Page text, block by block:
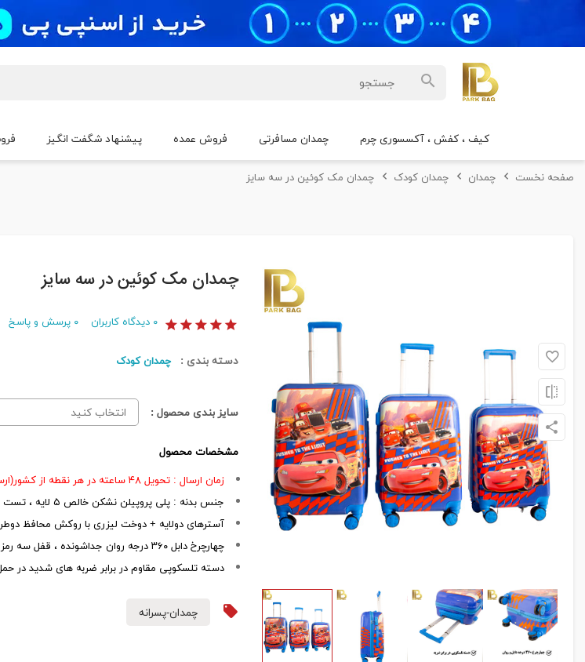
کیف ، کفش ، آکسسوری چرم چمدان مسافرتی فروش عمده پیشنهاد شگفت انگیز
صفحه نخست چمدان چمدان کودک چمدان مک کوئین در سه سایز
چمدان مک کوئین در سه سایز
۰ دیدگاه کاربران ۰ پرسش و پاسخ
دسته بندی : چمدان کودک
سایز بندی محصول : انتخاب کنید
مشخصات محصول
زمان ارسال : تحویل ۴۸ ساعته در هر نقطه از کشور(ارسال رایگان)
جنس بدنه : پلی پروپیلن نشکن خالص ۵ لایه ، تست نشکن اختصاصی
آسترهای دولایه + دوخت لیزری با روکش محافظ
چهارچرخ دابل ۳۶۰ درجه روان جداشونده ، قفل سه رمز امنیتی
دسته تلسکوپی مقاوم در برابر ضربه های شدید در
چمدان-پسرانه